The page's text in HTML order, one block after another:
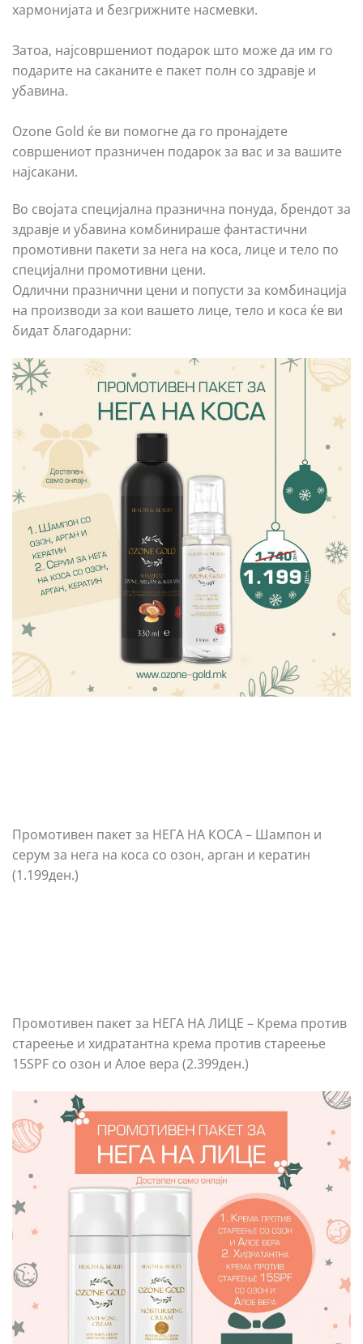
хармонијата и безгрижните насмевки.
Затоа, најсовршениот подарок што може да им го
подарите на саканите е пакет полн со здравје и
убавина.
Ozone Gold ќе ви помогне да го пронајдете
совршениот празничен подарок за вас и за вашите
најсакани.
Во својата специјална празнична понуда, брендот за
здравје и убавина комбинираше фантастични
промотивни пакети за нега на коса, лице и тело по
специјални промотивни цени.
Одлични празнични цени и попусти за комбинација
на производи за кои вашето лице, тело и коса ќе ви
бидат благодарни:
Промотивен пакет за НЕГА НА КОСА – Шампон и
серум за нега на коса со озон, арган и кератин
(1.199ден.)
Промотивен пакет за НЕГА НА ЛИЦЕ – Крема против
стареење и хидратантна крема против стареење
15SPF со озон и Алое вера (2.399ден.)